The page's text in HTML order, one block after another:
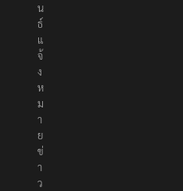
น
ธ์
แ
จ้
ง
ห
ม
า
ย
ข่
า
ว